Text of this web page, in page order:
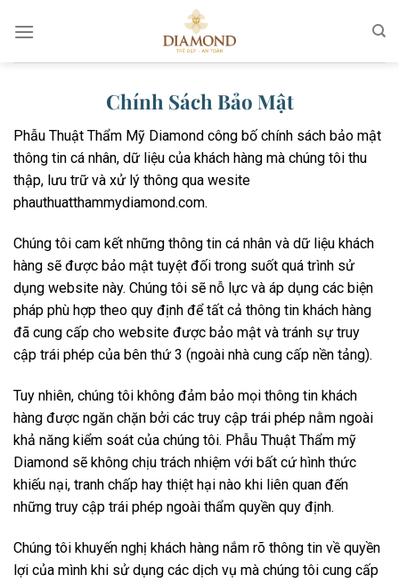
đến
Chính Sách Bảo Mật
Phẫu Thuật Thẩm Mỹ Diamond công bố chính sách bảo mật
thông tin cá nhân, dữ liệu của khách hàng mà chúng tôi thu
thập, lưu trữ và xử lý thông qua wesite
phauthuatthammydiamond.com.
Chúng tôi cam kết những thông tin cá nhân và dữ liệu khách
hàng sẽ được bảo mật tuyệt đối trong suốt quá trình sử
dụng website này. Chúng tôi sẽ nỗ lực và áp dụng các biện
pháp phù hợp theo quy định để tất cả thông tin khách hàng
đã cung cấp cho website được bảo mật và tránh sự truy
cập trái phép của bên thứ 3 (ngoài nhà cung cấp nền tảng).
Tuy nhiên, chúng tôi không đảm bảo mọi thông tin khách
hàng được ngăn chặn bởi các truy cập trái phép nằm ngoài
khả năng kiểm soát của chúng tôi. Phẫu Thuật Thẩm mỹ
Diamond sẽ không chịu trách nhiệm với bất cứ hình thức
khiếu nại, tranh chấp hay thiệt hại nào khi liên quan đến
những truy cập trái phép ngoài thẩm quyền quy định.
Chúng tôi khuyến nghị khách hàng nắm rõ thông tin về quyền
lợi của mình khi sử dụng các dịch vụ mà chúng tôi cung cấp